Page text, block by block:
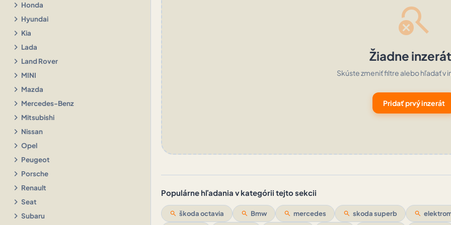
chevron_right Honda
chevron_right Hyundai
chevron_right Kia
chevron_right Lada
chevron_right Land Rover
chevron_right MINI
chevron_right Mazda
chevron_right Mercedes-Benz
chevron_right Mitsubishi
chevron_right Nissan
chevron_right Opel
chevron_right Peugeot
chevron_right Porsche
chevron_right Renault
chevron_right Seat
chevron_right Subaru
search_off
Žiadne
Skúste zmeniť filtre alebo hľadať v
Pridať prvý inzerát
Populárne hľadania v kategórii tejto sekcii
search škoda octavia search Bmw search mercedes search skoda superb search